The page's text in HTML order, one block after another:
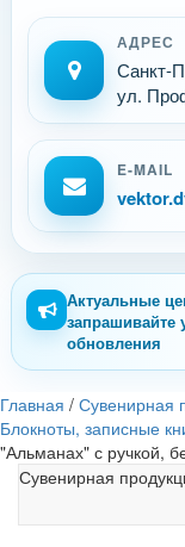
АДРЕС
Санкт-
ул.
E-MAIL
Актуальные
запрашивайте
обновления
Главная / Сувенирная
Блокноты, записные
"Альманах" с ручкой,
Сувенирная